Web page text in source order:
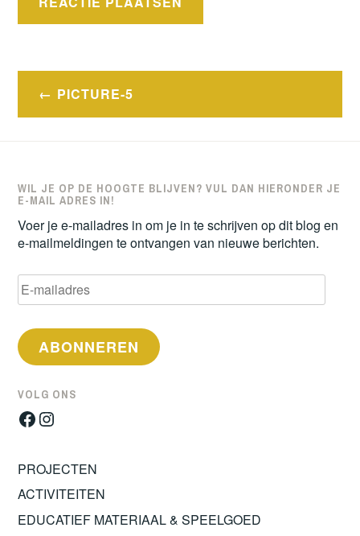
Bericht
navigatie
PICTURE-5
WIL JE OP DE HOOGTE BLIJVEN? VUL DAN HIERONDER JE
E-MAIL ADRES IN!
Voer je e-mailadres in om je in te schrijven op dit blog en
e-mailmeldingen te ontvangen van nieuwe berichten.
E-
mailadres
ABONNEREN
VOLG ONS
Facebook
Instagram
PROJECTEN
ACTIVITEITEN
EDUCATIEF MATERIAAL & SPEELGOED